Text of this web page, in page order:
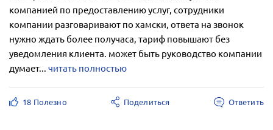
компанией по предоставлению услуг, сотрудники
компании разговаривают по хамски, ответа на звонок
нужно ждать более получаса, тариф повышают без
уведомления клиента. может быть руководство компании
думает... читать полностью
18 Полезно Поделиться Ответить